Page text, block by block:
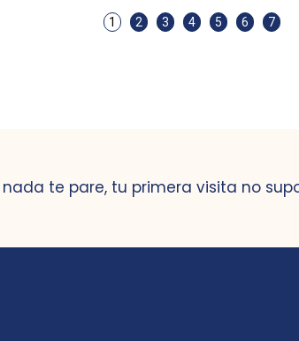
1 2 3 4 5 6 7
nada te pare, tu primera visita no